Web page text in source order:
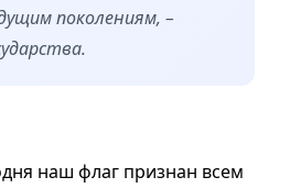
поколениям, –
наш флаг признан всем